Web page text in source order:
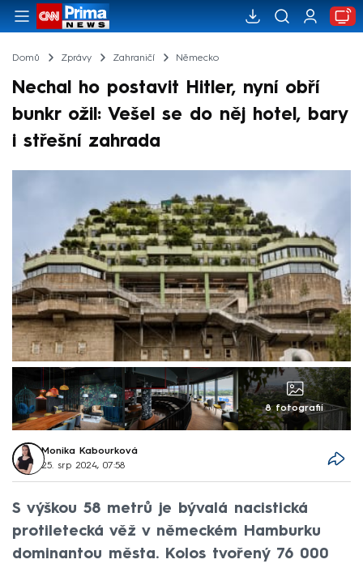
Domů Zprávy Zahraničí Německo
Nechal ho postavit Hitler, nyní obří
bunkr ožil: Vešel se do něj hotel, bary
i střešní zahrada
8 fotografií
Monika Kabourková
25. srp 2024, 07:58
S výškou 58 metrů je bývalá nacistická
protiletecká věž v německém Hamburku
dominantou města. Kolos tvořený 76 000